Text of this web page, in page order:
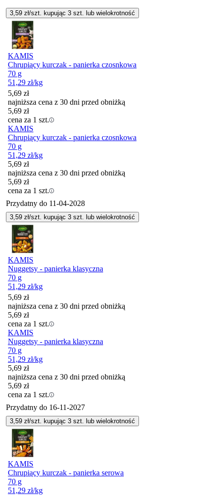
3,59 zł/szt. kupując 3 szt. lub wielokrotność
KAMIS
Chrupiący kurczak - panierka czosnkowa
70 g
51,29 zł/kg
5,69 zł
najniższa cena z 30 dni przed obniżką
5,69 zł
cena za 1 szt.
KAMIS
Chrupiący kurczak - panierka czosnkowa
70 g
51,29 zł/kg
5,69 zł
najniższa cena z 30 dni przed obniżką
5,69 zł
cena za 1 szt.
Przydatny do 11-04-2028
3,59 zł/szt. kupując 3 szt. lub wielokrotność
KAMIS
Nuggetsy - panierka klasyczna
70 g
51,29 zł/kg
5,69 zł
najniższa cena z 30 dni przed obniżką
5,69 zł
cena za 1 szt.
KAMIS
Nuggetsy - panierka klasyczna
70 g
51,29 zł/kg
5,69 zł
najniższa cena z 30 dni przed obniżką
5,69 zł
cena za 1 szt.
Przydatny do 16-11-2027
3,59 zł/szt. kupując 3 szt. lub wielokrotność
KAMIS
Chrupiący kurczak - panierka serowa
70 g
51,29 zł/kg